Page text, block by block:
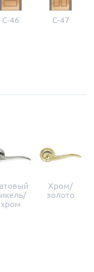
С-46 С-47
хром
Хром/
золото